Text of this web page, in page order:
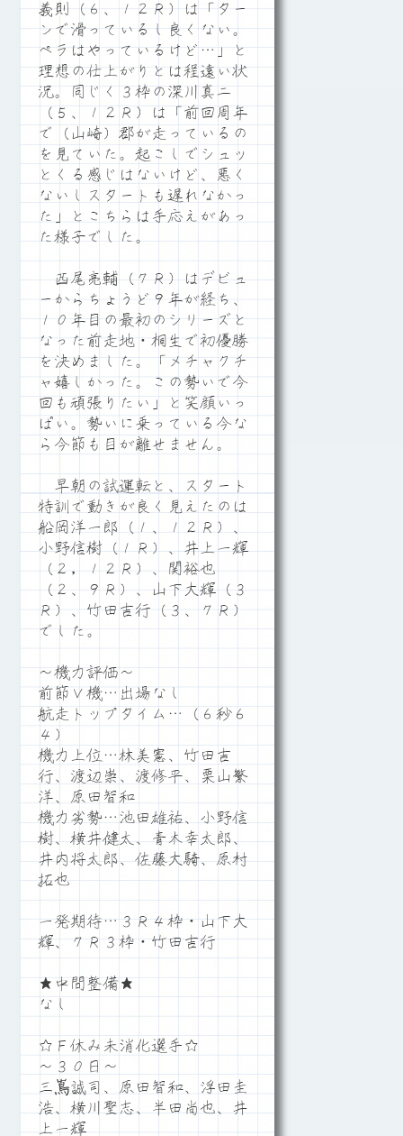
義則（６、１２Ｒ）は「ター
ンで滑っているし良くない。
ペラはやっているけど…」と
理想の仕上がりとは程遠い状
況。同じく３枠の深川真二
（５、１２Ｒ）は「前回周年
で（山崎）郡が走っているの
を見ていた。起こしでシュッ
とくる感じはないけど、悪く
ないしスタートも遅れなかっ
た」とこちらは手応えがあっ
た様子でした。
西尾亮輔（７Ｒ）はデビュ
ーからちょうど９年が経ち、
１０年目の最初のシリーズと
なった前走地・桐生で初優勝
を決めました。「メチャクチ
ャ嬉しかった。この勢いで今
回も頑張りたい」と笑顔いっ
ぱい。勢いに乗っている今な
ら今節も目が離せません。
早朝の試運転と、スタート
特訓で動きが良く見えたのは
船岡洋一郎（１、１２Ｒ）、
小野信樹（１Ｒ）、井上一輝
（２，１２Ｒ）、関裕也
（２、９Ｒ）、山下大輝（３
Ｒ）、竹田吉行（３、７Ｒ）
でした。
～機力評価～
前節Ｖ機…出場なし
航走トップタイム…（６秒６
４）
機力上位…林美憲、竹田吉
行、渡辺崇、渡修平、栗山繁
洋、原田智和
機力劣勢…池田雄祐、小野信
樹、横井健太、青木幸太郎、
井内将太郎、佐藤大騎、原村
拓也
一発期待…３Ｒ４枠・山下大
輝、７Ｒ３枠・竹田吉行
★中間整備★
なし
☆Ｆ休み未消化選手☆
～３０日～
三嶌誠司、原田智和、浮田圭
浩、横川聖志、半田尚也、井
上一輝